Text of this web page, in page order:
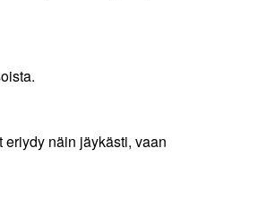
näin jäykästi, vaan